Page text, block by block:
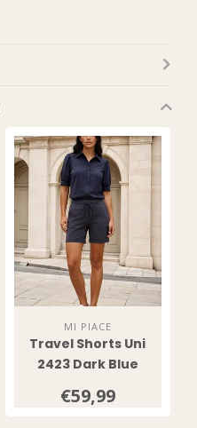
MI PIACE
Travel Shorts Uni
2423 Dark Blue
€59,99